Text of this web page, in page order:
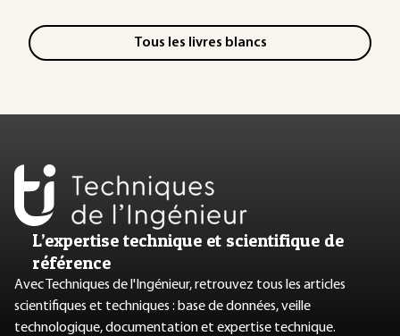
Tous les livres blancs
L’expertise technique et scientifique de
référence
Avec Techniques de l'Ingénieur, retrouvez tous les articles
scientifiques et techniques : base de données, veille
technologique, documentation et expertise technique.